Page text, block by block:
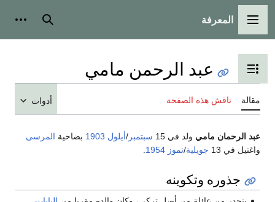
القائمة الرئيسية
المعرفة بحث
تبديل عرض جدول المحتويات
عبد الرحمن مامي
مقالة ناقش هذه الصفحة أدوات
عبد الرحمان مامي ولد في 15 سبتمبر /أيلول 1903 بضاحية المرسى
واغتيل في 13
جويلية/تموز 1954
جذوره وتكوينه